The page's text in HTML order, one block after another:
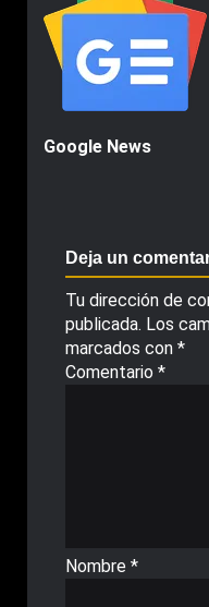
Google News
Deja un
Tu dirección de
publicada. Los
marcados con *
Comentario *
Nombre *